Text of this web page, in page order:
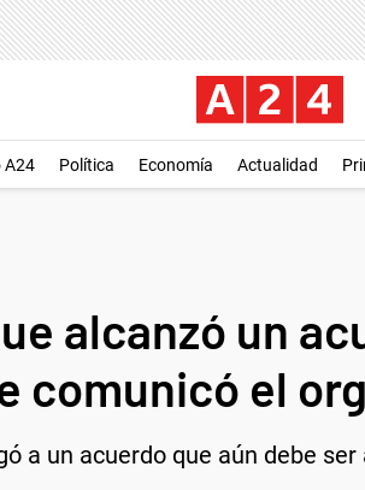
A24 Política Economía Actualidad
alcanzó un
comunicó el
a un acuerdo que aún debe